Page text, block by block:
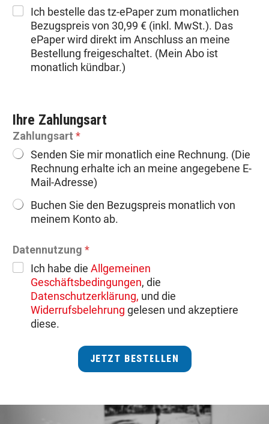
Ich bestelle das tz-ePaper zum monatlichen
Bezugspreis von 30,99 € (inkl. MwSt.). Das
ePaper wird direkt im Anschluss an meine
Bestellung freigeschaltet. (Mein Abo ist
monatlich kündbar.)
Ihre Zahlungsart
Zahlungsart *
Senden Sie mir monatlich eine Rechnung. (Die
Rechnung erhalte ich an meine angegebene E-
Mail-Adresse)
Buchen Sie den Bezugspreis monatlich von
meinem Konto ab.
Datennutzung *
Ich habe die Allgemeinen
Geschäftsbedingungen, die
Datenschutzerklärung, und die
Widerrufsbelehrung gelesen und akzeptiere
diese.
JETZT BESTELLEN